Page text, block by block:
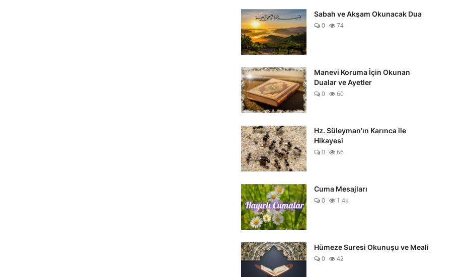
Sabah ve Akşam Okunacak Dua
0
74
Manevi Koruma İçin Okunan
Dualar ve Ayetler
0
60
Hz. Süleyman’ın Karınca ile
Hikayesi
0
66
Cuma Mesajları
0
1.4k
Hümeze Suresi Okunuşu ve Meali
0
42